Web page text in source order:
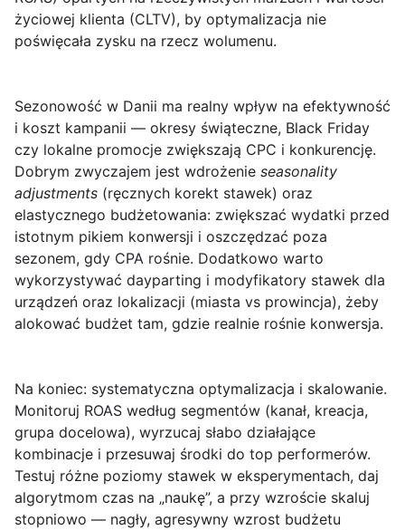
życiowej klienta (CLTV), by optymalizacja nie
poświęcała zysku na rzecz wolumenu.
Sezonowość w Danii ma realny wpływ na efektywność
i koszt kampanii — okresy świąteczne, Black Friday
czy lokalne promocje zwiększają CPC i konkurencję.
Dobrym zwyczajem jest wdrożenie seasonality
adjustments (ręcznych korekt stawek) oraz
elastycznego budżetowania: zwiększać wydatki przed
istotnym pikiem konwersji i oszczędzać poza
sezonem, gdy CPA rośnie. Dodatkowo warto
wykorzystywać dayparting i modyfikatory stawek dla
urządzeń oraz lokalizacji (miasta vs prowincja), żeby
alokować budżet tam, gdzie realnie rośnie konwersja.
Na koniec: systematyczna optymalizacja i skalowanie.
Monitoruj ROAS według segmentów (kanał, kreacja,
grupa docelowa), wyrzucaj słabo działające
kombinacje i przesuwaj środki do top performerów.
Testuj różne poziomy stawek w eksperymentach, daj
algorytmom czas na „naukę”, a przy wzroście skaluj
stopniowo — nagły, agresywny wzrost budżetu